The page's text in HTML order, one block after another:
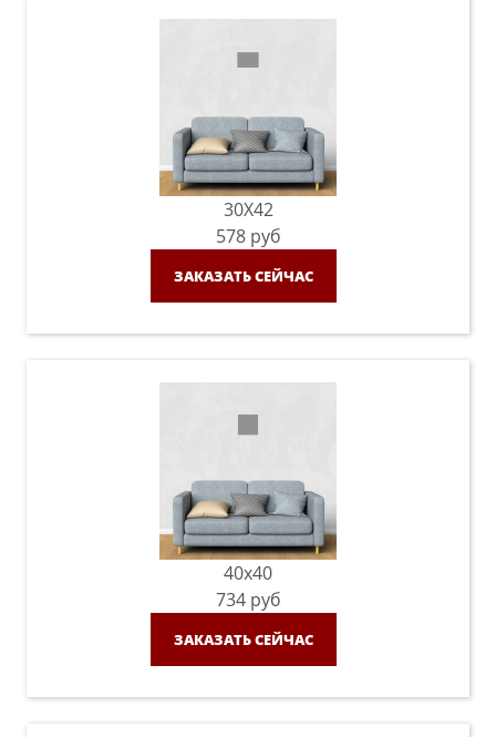
30X42
578 руб
ЗАКАЗАТЬ СЕЙЧАС
40x40
734 руб
ЗАКАЗАТЬ СЕЙЧАС